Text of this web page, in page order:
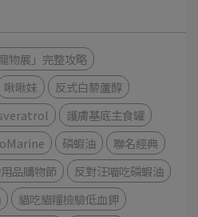
物展」完整攻略
啾啾妹
反式白藜蘆醇
護膚基底主食罐
磷蝦油
聯名經典
品購物節
反對汪喵吃磷蝦油
貓吃貓糧檢驗低血鉀